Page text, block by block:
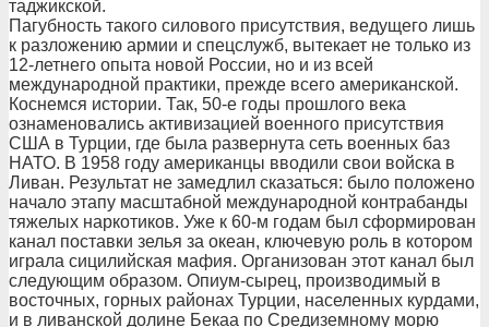
таджикской.
Пагубность такого силового присутствия, ведущего лишь
к разложению армии и спецслужб, вытекает не только из
12-летнего опыта новой России, но и из всей
международной практики, прежде всего американской.
Коснемся истории. Так, 50-е годы прошлого века
ознаменовались активизацией военного присутствия
США в Турции, где была развернута сеть военных баз
НАТО. В 1958 году американцы вводили свои войска в
Ливан. Результат не замедлил сказаться: было положено
начало этапу масштабной международной контрабанды
тяжелых наркотиков. Уже к 60-м годам был сформирован
канал поставки зелья за океан, ключевую роль в котором
играла сицилийская мафия. Организован этот канал был
следующим образом. Опиум-сырец, производимый в
восточных, горных районах Турции, населенных курдами,
и в ливанской долине Бекаа по Средиземному морю